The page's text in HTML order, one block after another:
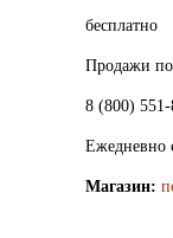
бесплатно
Продажи по
8 (800) 551-
Ежедневно
Магазин: